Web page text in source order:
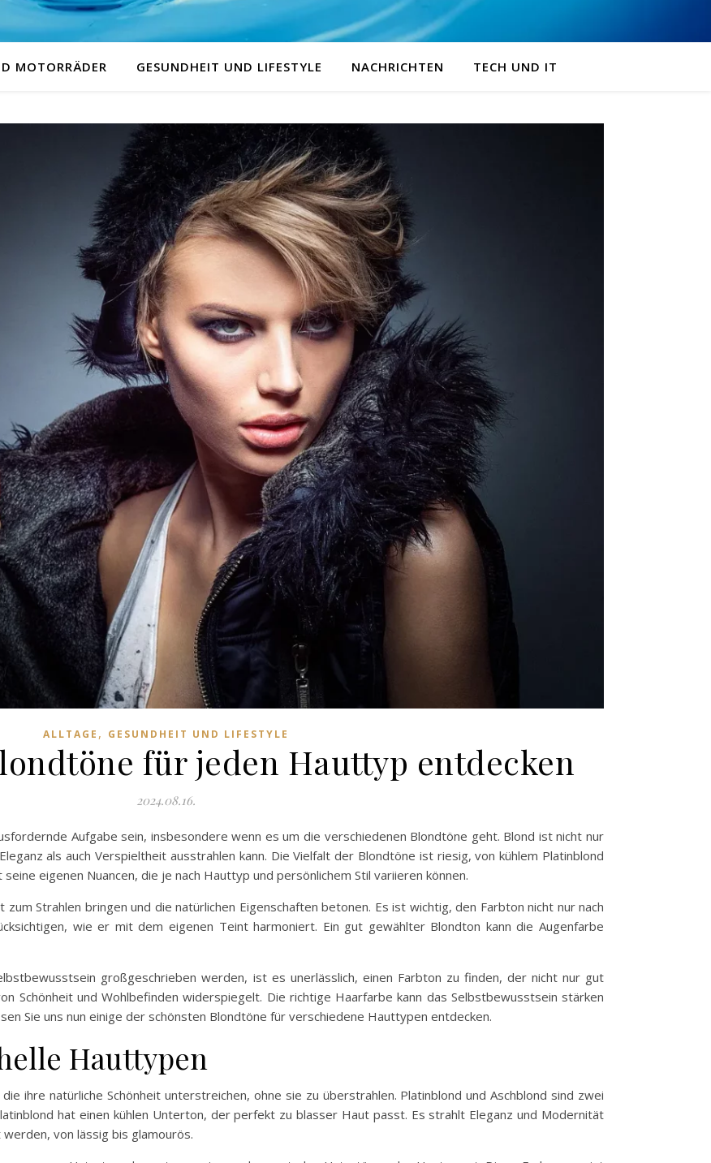
MOTORRÄDER GESUNDHEIT UND LIFESTYLE NACHRICHTEN TECH UND IT
ALLTAGE , GESUNDHEIT UND LIFESTYLE
für jeden Hauttyp entdecken
2024.08.16.
Aufgabe sein, insbesondere wenn es um die verschiedenen Blondtöne geht. Blond ist nicht nur
als auch Verspieltheit ausstrahlen kann. Die Vielfalt der Blondtöne ist riesig, von kühlem Platinblond
eigenen Nuancen, die je nach Hauttyp und persönlichem Stil variieren können.
Strahlen bringen und die natürlichen Eigenschaften betonen. Es ist wichtig, den Farbton nicht nur nach
wie er mit dem eigenen Teint harmoniert. Ein gut gewählter Blondton kann die Augenfarbe
großgeschrieben werden, ist es unerlässlich, einen Farbton zu finden, der nicht nur gut
Schönheit und Wohlbefinden widerspiegelt. Die richtige Haarfarbe kann das Selbstbewusstsein stärken
Sie uns nun einige der schönsten Blondtöne für verschiedene Hauttypen entdecken.
Hauttypen
ihre natürliche Schönheit unterstreichen, ohne sie zu überstrahlen. Platinblond und Aschblond sind zwei
hat einen kühlen Unterton, der perfekt zu blasser Haut passt. Es strahlt Eleganz und Modernität
von lässig bis glamourös.